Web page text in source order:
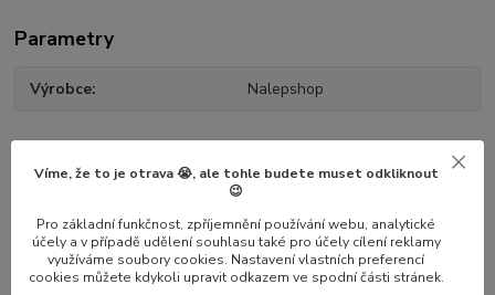
Parametry
Výrobce Nalepshop
Související zboží 7
Novinka Novinka
Víme, že to je otrava 😭, ale tohle budete muset odkliknout
😉
Pro základní funkčnost, zpříjemnění používání webu, analytické
účely a v případě udělení souhlasu také pro účely cílení reklamy
využíváme soubory cookies. Nastavení vlastních preferencí
cookies můžete kdykoli upravit odkazem ve spodní části stránek.